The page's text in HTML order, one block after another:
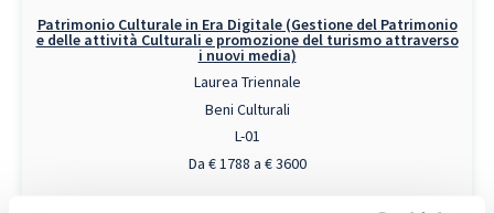
Patrimonio Culturale in Era Digitale (Gestione del Patrimonio
e delle attività Culturali e promozione del turismo attraverso
i nuovi media)
Laurea Triennale
Beni Culturali
L-01
Da € 1788 a € 3600